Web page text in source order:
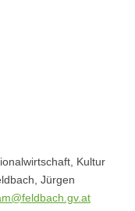
Kultur
Jürgen